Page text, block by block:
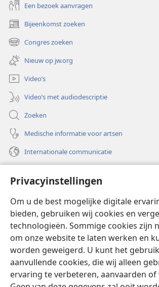
Privacyinstellingen
Om u de best mogelijke digitale
bieden, gebruiken wij cookies en
technologieën. Sommige cookies zijn
om onze website te laten werken en
worden geweigerd. U kunt het
aanvullende cookies, die wij alleen
ervaring te verbeteren, aanvaarden of
Een bezoek aanvragen
Bijeenkomst zoeken
(opent
nieuw
venster)
Congres zoeken
(opent
nieuw
venster)
Nieuw op jw.org
Video’s
Video’s met audiodescriptie
Zoeken
Medische informatie voor artsen
Internationale communicatie
(opent
nieuw
venster)Watchtower ONLINE LIBRARY™
(opent
nieuw
venster)JW Hub
(opent
nieuw
venster)JW Library ®